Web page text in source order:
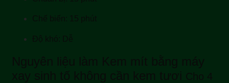
Chế biến: 15 phút
Độ khó: Dễ
Nguyên liệu làm Kem mít bằng máy
xay sinh tố không cần kem tươi
Cho 4